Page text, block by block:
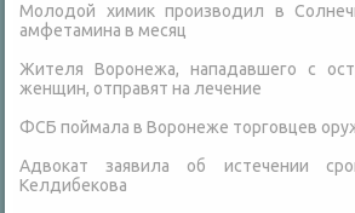
Молодой химик производил в
амфетамина в месяц
Жителя Воронежа, нападавшего с
женщин, отправят на лечение
ФСБ поймала в Воронеже торговцев
Адвокат заявила об истечении
Келдибекова